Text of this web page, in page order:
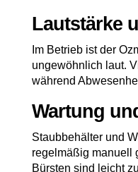
Lautstärke
Im Betrieb ist der
ungewöhnlich laut.
während
Wartung
Staubbehälter und
regelmäßig manuell
Bürsten sind leicht